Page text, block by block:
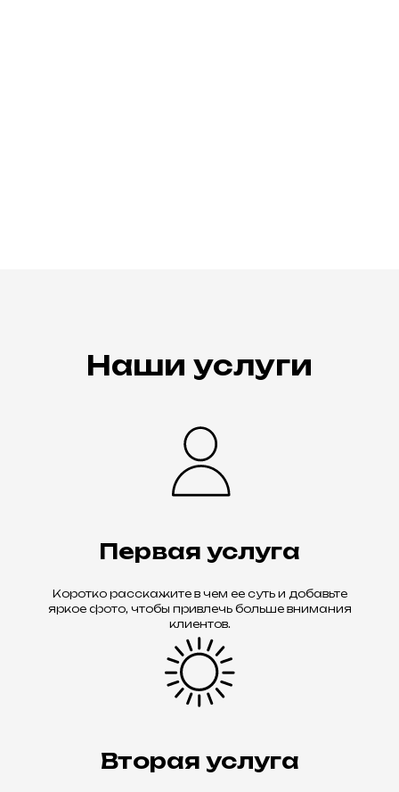
Наши услуги
Первая услуга
Коротко расскажите в чем ее суть и добавьте
яркое фото, чтобы привлечь больше внимания
клиентов.
Вторая услуга